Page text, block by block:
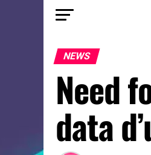
NEWS
Need
data